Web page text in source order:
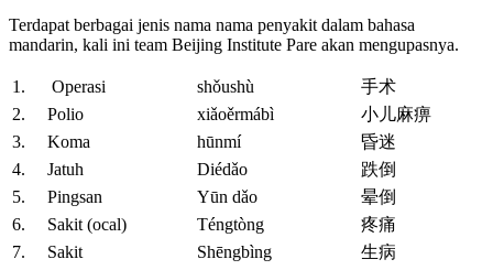
Terdapat berbagai jenis nama nama penyakit dalam bahasa
mandarin, kali ini team Beijing Institute Pare akan mengupasnya.
1. Operasi shǒushù
手术
2. Polio
xiǎoěrmábì
小儿麻痹
3. Koma
hūnmí
昏迷
4. Jatuh
Diédǎo
跌倒
5. Pingsan
Yūn dǎo
晕倒
6. Sakit (ocal)
Téngtòng
疼痛
7. Sakit
Shēngbìng
生病